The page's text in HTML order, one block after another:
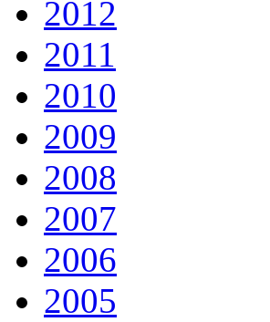
2012
2011
2010
2009
2008
2007
2006
2005